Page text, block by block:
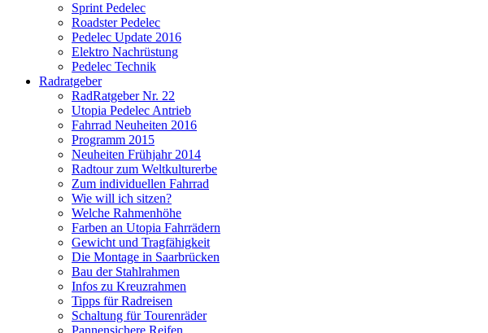
Sprint Pedelec
Roadster Pedelec
Pedelec Update 2016
Elektro Nachrüstung
Pedelec Technik
Radratgeber
RadRatgeber Nr. 22
Utopia Pedelec Antrieb
Fahrrad Neuheiten 2016
Programm 2015
Neuheiten Frühjahr 2014
Radtour zum Weltkulturerbe
Zum individuellen Fahrrad
Wie will ich sitzen?
Welche Rahmenhöhe
Farben an Utopia Fahrrädern
Gewicht und Tragfähigkeit
Die Montage in Saarbrücken
Bau der Stahlrahmen
Infos zu Kreuzrahmen
Tipps für Radreisen
Schaltung für Tourenräder
Pannensichere Reifen